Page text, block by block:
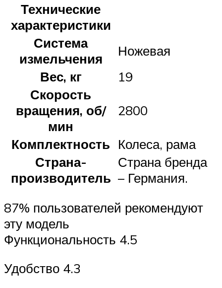
Технические
характеристики
Система
измельчения
Ножевая
Вес, кг
19
Скорость
вращения, об/
мин
2800
Комплектность Колеса, рама
Страна-
производитель
Страна бренда
– Германия.
87% пользователей рекомендуют
эту модель
Функциональность 4.5
Удобство 4.3